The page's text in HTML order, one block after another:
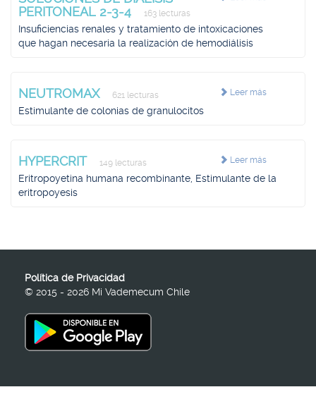
PERITONEAL 2-3-4
163 lecturas
Insuficiencias renales y tratamiento de intoxicaciones
que hagan necesaria la realización de hemodiálisis
Leer más
NEUTROMAX 621 lecturas
Estimulante de colonias de granulocitos
Leer más
HYPERCRIT 149 lecturas
Eritropoyetina humana recombinante, Estimulante de la
eritropoyesis
Política de Privacidad
© 2015 - 2026 Mi Vademecum Chile